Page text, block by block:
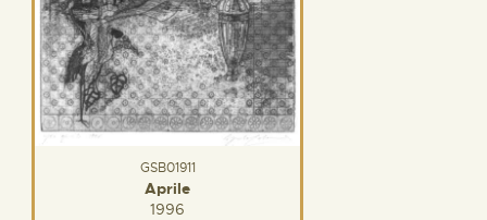
GSB01911
Aprile
1996